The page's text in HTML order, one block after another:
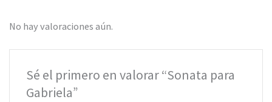
No hay valoraciones aún.
Sé el primero en valorar “Sonata para
Gabriela”